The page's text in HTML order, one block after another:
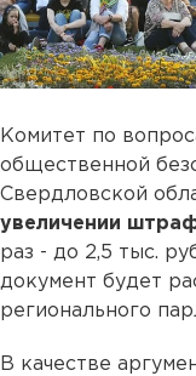
Комитет по
общественной
Свердловской
увеличении
раз - до 2,5 тыс.
документ будет
регионального
В качестве